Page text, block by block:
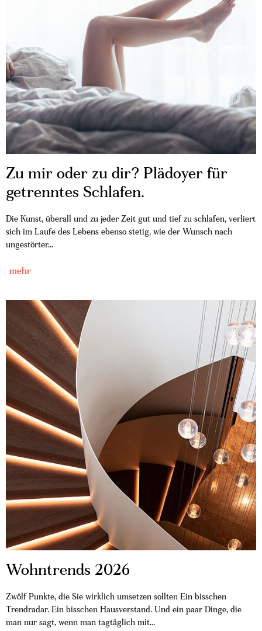
Zu mir oder zu dir? Plädoyer für
getrenntes Schlafen.
Die Kunst, überall und zu jeder Zeit gut und tief zu schlafen, verliert
sich im Laufe des Lebens ebenso stetig, wie der Wunsch nach
ungestörter...
mehr
Wohntrends 2026
Zwölf Punkte, die Sie wirklich umsetzen sollten Ein bisschen
Trendradar. Ein bisschen Hausverstand. Und ein paar Dinge, die
man nur sagt, wenn man tagtäglich mit...